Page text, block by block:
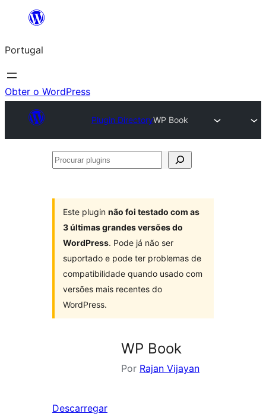
Saltar
o
conteúdo
Portugal
Obter o WordPress
Plugin DirectoryWP Book
Procurar
Este plugin não foi testado com as
3 últimas grandes versões do
WordPress. Pode já não ser
suportado e pode ter problemas de
compatibilidade quando usado com
versões mais recentes do
WordPress.
WP Book
Por Rajan Vijayan
Descarregar